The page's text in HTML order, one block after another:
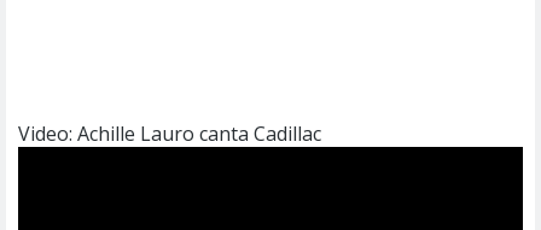
Video: Achille Lauro canta Cadillac